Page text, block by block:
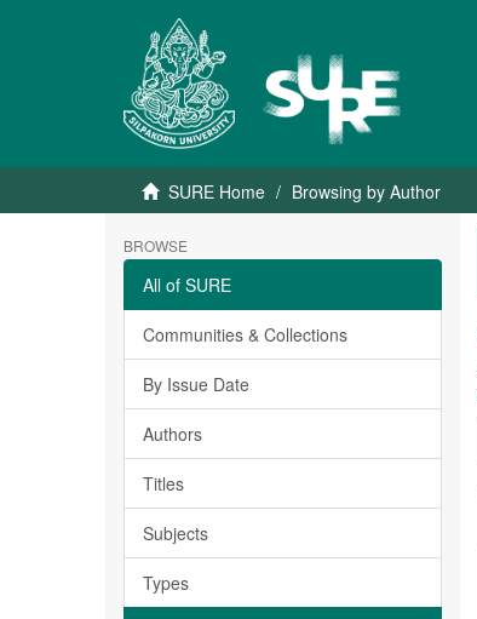
SURE Home Browsing by Author
BROWSE
All of SURE
Communities & Collections
By Issue Date
Authors
Titles
Subjects
Types